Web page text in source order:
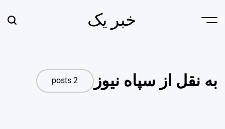
Menu خبر یک
به نقل از سپاه نیوز 2 posts